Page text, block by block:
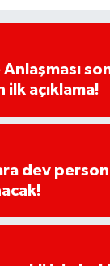
açıklama!
dev